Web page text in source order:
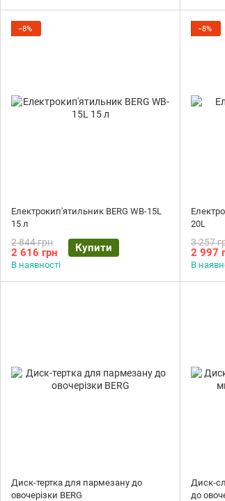
−8%
Електрокип'ятильник BERG WB-15L
15 л
2 844 грн
2 616 грн Купити
В наявності
−8%
20L
3 257
2 997
В
Диск-тертка для пармезану до
овочерізки BERG
Диск-
до